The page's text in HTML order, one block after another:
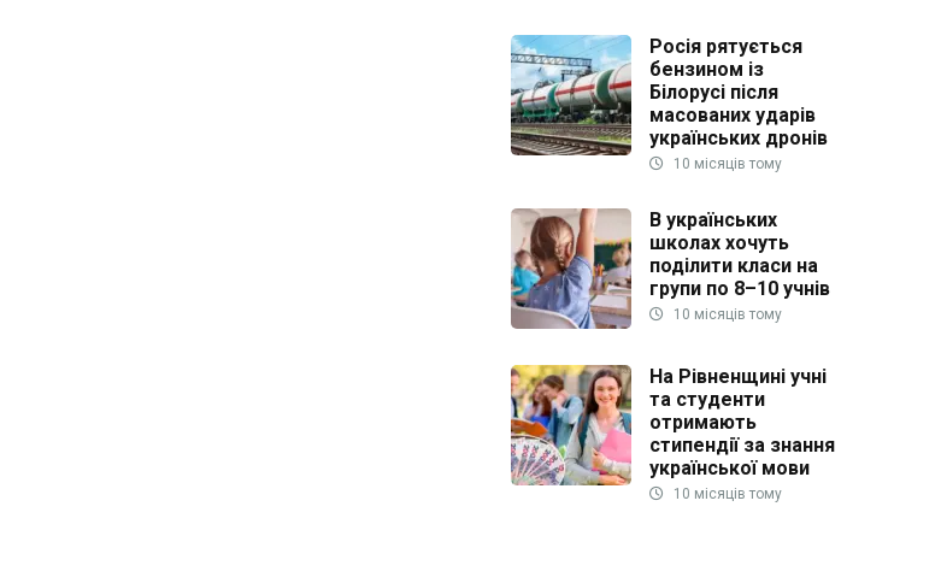
Росія рятується
бензином із
Білорусі після
масованих ударів
українських дронів
10 місяців тому
В українських
школах хочуть
поділити класи на
групи по 8–10 учнів
10 місяців тому
На Рівненщині учні
та студенти
отримають
стипендії за знання
української мови
10 місяців тому